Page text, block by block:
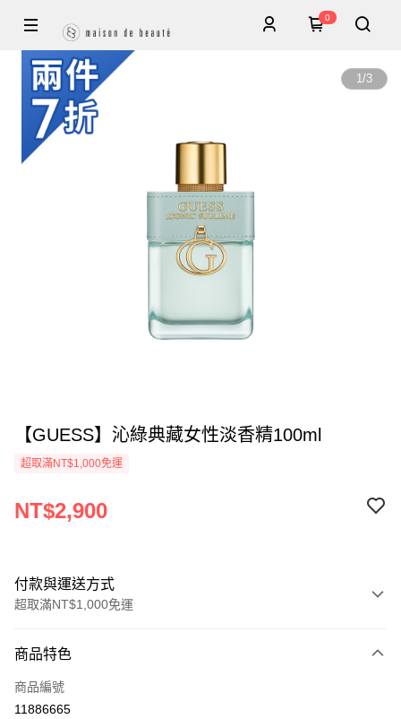
0
1/3
【GUESS】沁綠典藏女性淡香精100ml
超取滿NT$1,000免運
NT$2,900
付款與運送方式
超取滿NT$1,000免運
信用卡一次付款
ATM付款
商品特色
商品編號
11886665